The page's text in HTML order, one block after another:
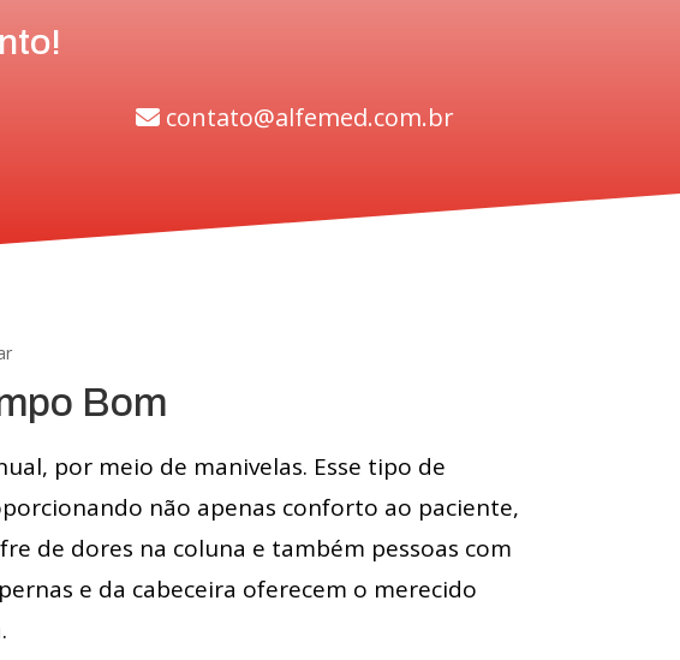
contato@alfemed.com.br
Bom
por meio de manivelas. Esse tipo de
não apenas conforto ao paciente,
de dores na coluna e também pessoas com
e da cabeceira oferecem o merecido